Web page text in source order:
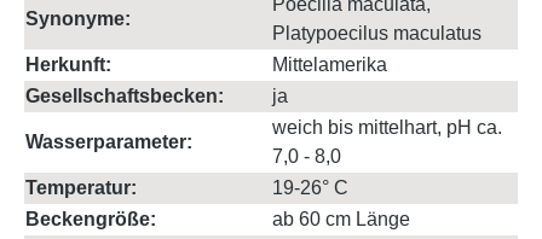
Synonyme:
Poecilia maculata,
Platypoecilus maculatus
Herkunft:
Mittelamerika
Gesellschaftsbecken:
ja
Wasserparameter:
weich bis mittelhart, pH ca.
7,0 - 8,0
Temperatur:
19-26° C
Beckengröße:
ab 60 cm Länge